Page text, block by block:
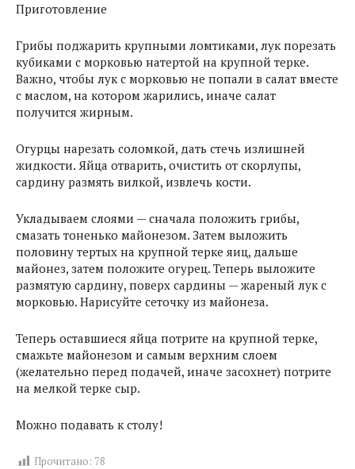
Приготовление
Грибы поджарить крупными ломтиками, лук порезать
кубиками с морковью натертой на крупной терке.
Важно, чтобы лук с морковью не попали в салат вместе
с маслом, на котором жарились, иначе салат
получится жирным.
Огурцы нарезать соломкой, дать стечь излишней
жидкости. Яйца отварить, очистить от скорлупы,
сардину размять вилкой, извлечь кости.
Укладываем слоями — сначала положить грибы,
смазать тоненько майонезом. Затем выложить
половину тертых на крупной терке яиц, дальше
майонез, затем положите огурец. Теперь выложите
размятую сардину, поверх сардины — жареный лук с
морковью. Нарисуйте сеточку из майонеза.
Теперь оставшиеся яйца потрите на крупной терке,
смажьте майонезом и самым верхним слоем
(желательно перед подачей, иначе засохнет) потрите
на мелкой терке сыр.
Можно подавать к столу!
Прочитано: 78